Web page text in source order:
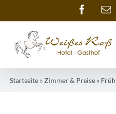
E-
Startseite » Zimmer & Preise »